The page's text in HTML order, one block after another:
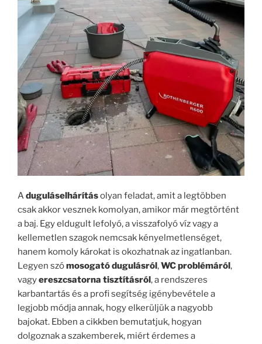
Aduguláselhárításolyan feladat, amit a legtöbben
csak akkor vesznek komolyan, amikor már megtörtént
a baj. Egy eldugult lefolyó, a visszafolyó víz vagy a
kellemetlen szagok nemcsak kényelmetlenséget,
hanem komoly károkat is okozhatnak az ingatlanban.
Legyen szómosogató dugulásról,WC problémáról,
vagyereszcsatorna tisztításról, a rendszeres
karbantartás és a profi segítség igénybevétele a
legjobb módja annak, hogy elkerüljük a nagyobb
bajokat. Ebben a cikkben bemutatjuk, hogyan
dolgoznak a szakemberek, miért érdemes a